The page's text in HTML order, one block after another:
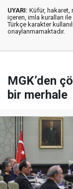
UYARI: Küfür, hakaret,
içeren, imla kuralları ile
Türkçe karakter
onaylanmamaktadır.
MGK’den
bir merhale